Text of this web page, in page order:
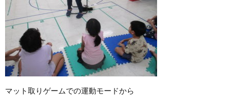
マット取りゲームでの運動モードから